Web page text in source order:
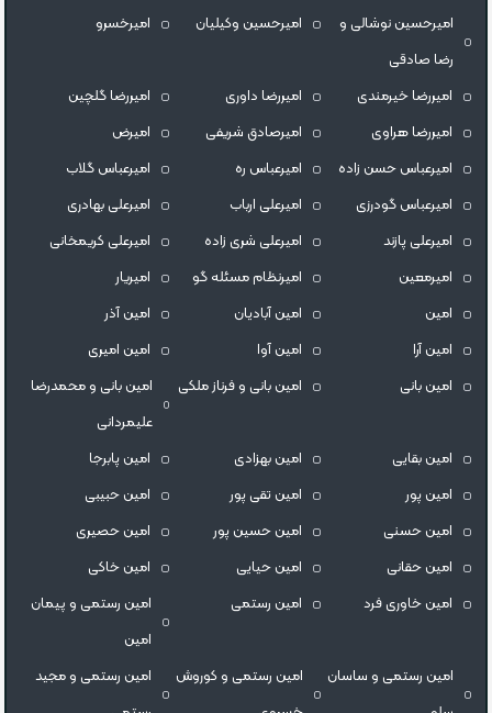
امیرحسین نوشالی و
رضا صادقی
امیرحسین وکیلیان امیرخسرو
امیررضا خیرمندی امیررضا داوری
امیررضا گلچین
امیررضا هراوی
امیرصادق شریفی
امیرض
امیرعباس حسن زاده
امیرعباس ره
امیرعباس گلاب
امیرعباس گودرزی
امیرعلی ارباب
امیرعلی بهادری
امیرعلی پازند
امیرعلی شری زاده
امیرعلی کریمخانی
امیرمعین
امیرنظام مسئله گو
امیریار
امین
امین آبادیان
امین آذر
امین آرا
امین آوا
امین امیری
امین بانی
امین بانی و فرناز ملکی
امین بانی و محمدرضا
علیمردانی
امین بقایی
امین بهزادی
امین پابرجا
امین پور
امین تقی پور
امین حبیبی
امین حسنی
امین حسین پور
امین حصیری
امین حقانی
امین حیایی
امین خاکی
امین خاوری فرد
امین رستمی
امین رستمی و پیمان
امین
امین رستمی و ساسان
امین رستمی و کوروش
امین رستمی و مجید